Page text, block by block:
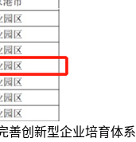
善创新型企业培育体